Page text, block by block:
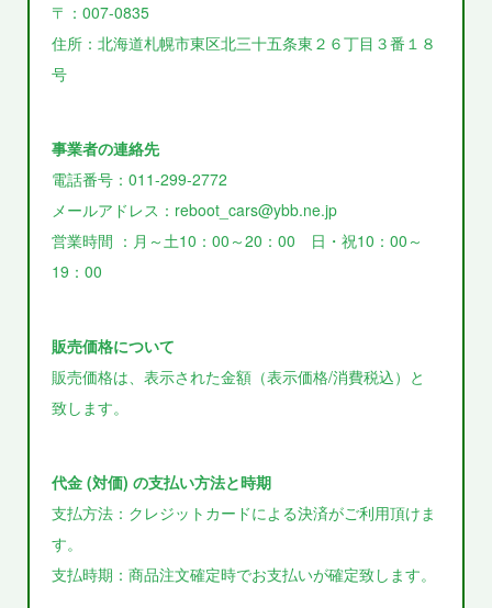
〒：007-0835
住所：北海道札幌市東区北三十五条東２６丁目３番１８
号
事業者の連絡先
電話番号：011-299-2772
メールアドレス：reboot_cars@ybb.ne.jp
営業時間 ：月～土10：00～20：00 日・祝10：00～
19：00
販売価格について
販売価格は、表示された金額（表示価格/消費税込）と
致します。
代金 (対価) の支払い方法と時期
支払方法：クレジットカードによる決済がご利用頂けま
す。
支払時期：商品注文確定時でお支払いが確定致します。